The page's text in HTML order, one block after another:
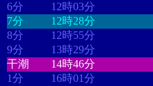
6分
12時03分
7分
12時28分
8分
12時55分
9分
13時29分
干潮
14時46分
1分
16時01分